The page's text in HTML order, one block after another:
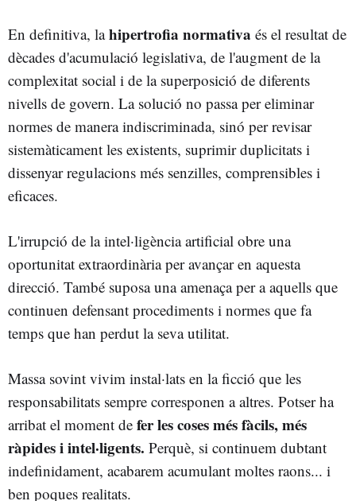
En definitiva, lahipertrofia normativa és el resultat de
dècades d'acumulació legislativa, de l'augment de la
complexitat social i de la superposició de diferents
nivells de govern. La solució no passa per eliminar
normes de manera indiscriminada, sinó per revisar
sistemàticament les existents, suprimir duplicitats i
dissenyar regulacions més senzilles, comprensibles i
eficaces.
L'irrupció de la intel·ligència artificial obre una
oportunitat extraordinària per avançar en aquesta
direcció. També suposa una amenaça per a aquells que
continuen defensant procediments i normes que fa
temps que han perdut la seva utilitat.
Massa sovint vivim instal·lats en la ficció que les
responsabilitats sempre corresponen a altres. Potser ha
arribat el moment de fer les coses més fàcils, més
ràpides i intel·ligents. Perquè, si continuem dubtant
indefinidament, acabarem acumulant moltes raons... i
ben poques realitats.